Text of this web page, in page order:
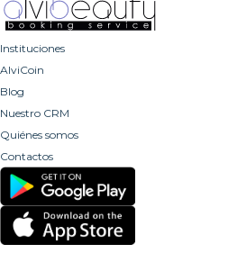
Instituciones
AlviCoin
Blog
Nuestro CRM
Quiénes somos
Contactos